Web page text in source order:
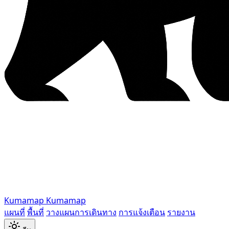
Kumamap Kumamap
แผนที่ พื้นที่ วางแผนการเดินทาง การแจ้งเตือน รายงาน